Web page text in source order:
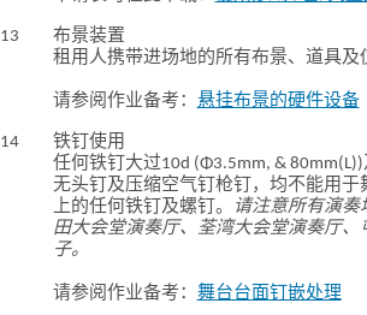
13
布景装置
租用人携带进场地的所有布景、道具及
请参阅作业备考： 悬挂布景的硬件设备
14
铁钉使用
任何铁钉大过10d (Φ3.5mm, &
无头钉及压缩空气钉枪钉，均不能用
上的任何铁钉及螺钉。
请注意所有演奏
田大会堂演奏厅、荃湾大会堂演奏厅
子。
请参阅作业备考： 舞台台面钉嵌处理